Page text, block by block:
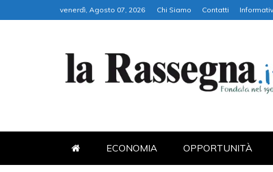
to
venerdì, Agosto 07, 2026 Chi Siamo Contatti
LA RASSEGNA
ECONOMIA OPPORTUNITÀ